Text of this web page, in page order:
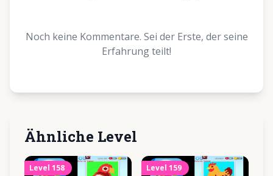
Noch keine Kommentare. Sei der Erste, der seine
Erfahrung teilt!
Ähnliche Level
Level 158 Level 159